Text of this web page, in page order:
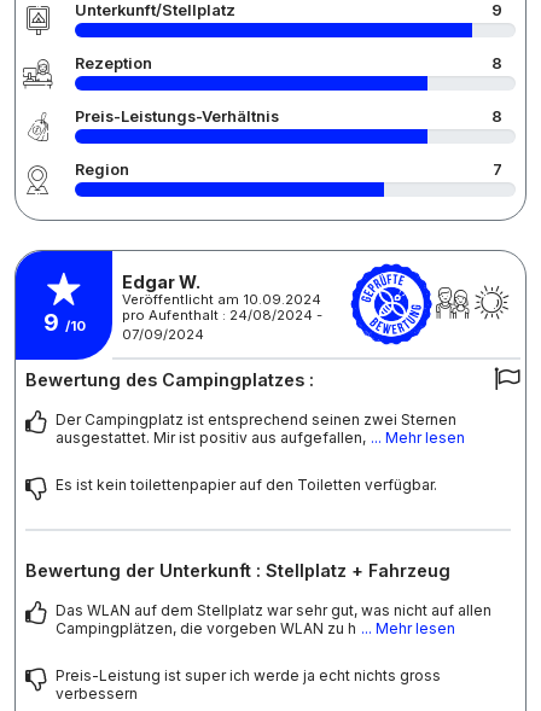
Unterkunft/Stellplatz 9
Rezeption 8
Preis-Leistungs-Verhältnis 8
Region 7
9 /10
Edgar W.
Veröffentlicht am 10.09.2024
pro Aufenthalt : 24/08/2024 -
07/09/2024
Bewertung des Campingplatzes :
Der Campingplatz ist entsprechend seinen zwei Sternen
ausgestattet. Mir ist positiv aus aufgefallen, ... Mehr lesen
Es ist kein toilettenpapier auf den Toiletten verfügbar.
Bewertung der Unterkunft : Stellplatz + Fahrzeug
Das WLAN auf dem Stellplatz war sehr gut, was nicht auf allen
Campingplätzen, die vorgeben WLAN zu h ... Mehr lesen
Preis-Leistung ist super ich werde ja echt nichts gross
verbessern